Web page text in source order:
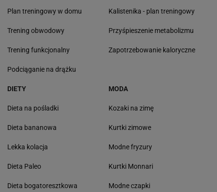
Plan treningowy w domu
Trening obwodowy
Trening funkcjonalny
Podciąganie na drążku
Kalistenika - plan treningowy
Przyśpieszenie metabolizmu
Zapotrzebowanie kaloryczne
DIETY
Dieta na pośladki
Dieta bananowa
Lekka kolacja
Dieta Paleo
Dieta bogatoresztkowa
MODA
Kozaki na zimę
Kurtki zimowe
Modne fryzury
Kurtki Monnari
Modne czapki